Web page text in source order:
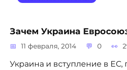
Зачем Украина
11 февраля, 2014 0
Украина и вступление в